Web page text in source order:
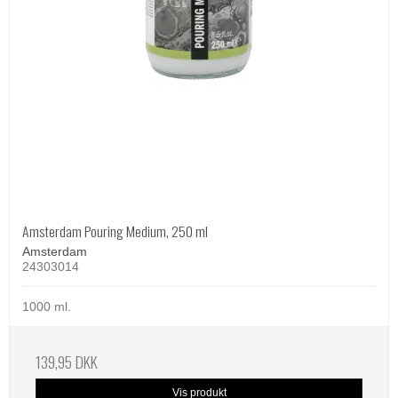
Amsterdam Pouring Medium, 250 ml
Amsterdam
24303014
1000 ml.
139,95 DKK
Vis produkt